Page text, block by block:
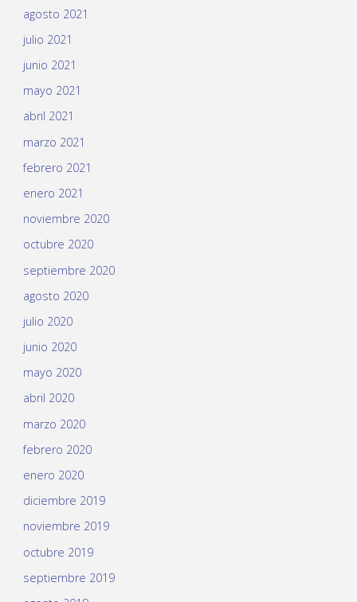
agosto 2021
julio 2021
junio 2021
mayo 2021
abril 2021
marzo 2021
febrero 2021
enero 2021
noviembre 2020
octubre 2020
septiembre 2020
agosto 2020
julio 2020
junio 2020
mayo 2020
abril 2020
marzo 2020
febrero 2020
enero 2020
diciembre 2019
noviembre 2019
octubre 2019
septiembre 2019